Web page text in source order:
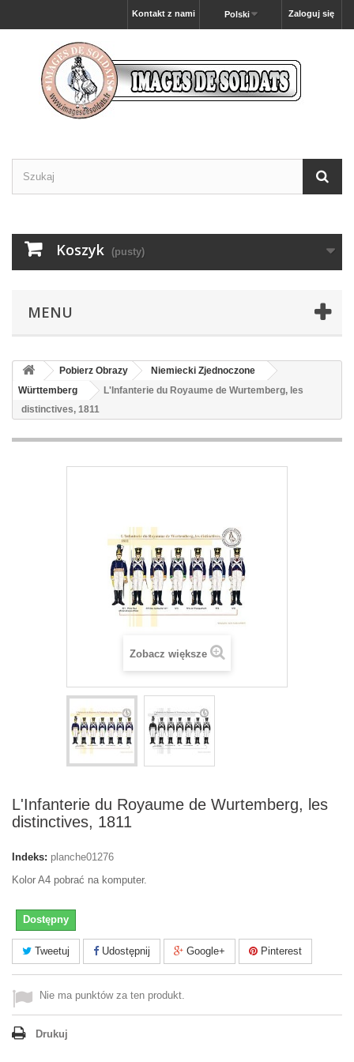
Zaloguj się
Polski
Kontakt z nami
Koszyk (pusty)
MENU
Pobierz Obrazy
Niemiecki Zjednoczone
Württemberg
L'Infanterie du Royaume de Wurtemberg, les
distinctives, 1811
Zobacz większe
L'Infanterie du Royaume de Wurtemberg, les
distinctives, 1811
Indeks: planche01276
Kolor A4 pobrać na komputer.
Dostępny
Tweetuj Udostępnij Google+ Pinterest
Nie ma punktów za ten produkt.
Drukuj